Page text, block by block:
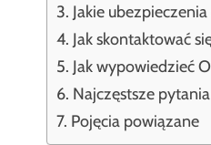
Jakie
Jak skontaktować
Jak wypowiedzieć
Najczęstsze
Pojęcia powiązane